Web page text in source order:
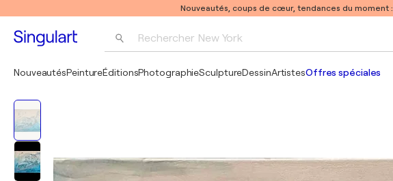
Nouveautés, coups de cœur, tendances du moment :
Rechercher New York
NouveautésPeintureÉditionsPhotographieSculptureDessinArtistesOffres spéciales